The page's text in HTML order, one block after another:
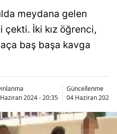
Artvin
Aydın
Bilecik
Bitlis
meydana gelen
İki kız öğrenci,
baş başa kavga
2024 - 20:35
Güncellenme
04 Haziran 2024